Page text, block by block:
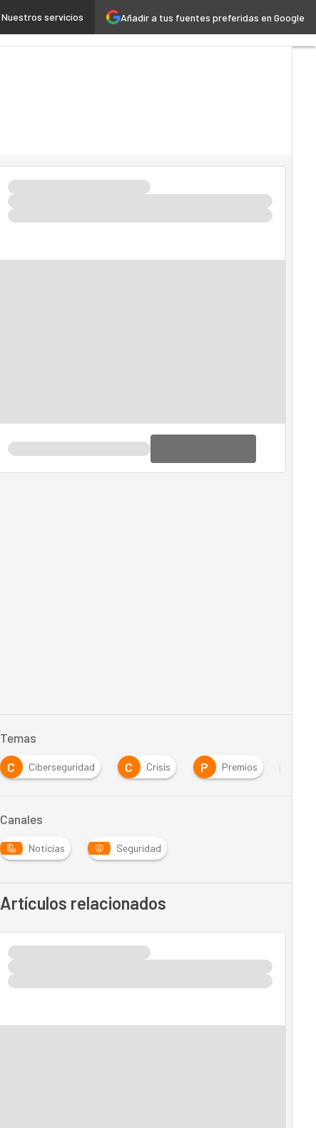
Añadir a tus fuentes preferidas en Google
Nuestros servicios
Inteligencia Artificial
Temas
C Ciberseguridad C Crisis P Premios
Canales
Noticias Seguridad
Artículos relacionados